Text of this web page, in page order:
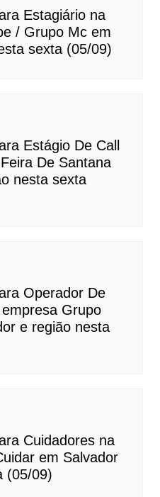
Estagiário na
/ Grupo Mc em
sexta (05/09)
Estágio De Call
De Santana
nesta sexta
Operador De
Grupo
e região nesta
Cuidadores na
em Salvador
(05/09)